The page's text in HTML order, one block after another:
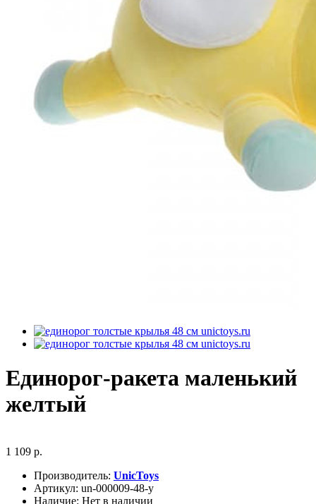
Единорог-ракета маленький
желтый
1 109 р.
Производитель: UnicToys
Артикул: un-000009-48-y
Наличие: Нет в наличии